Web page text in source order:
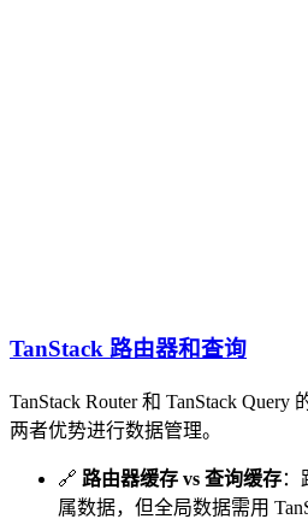
TanStack 路由器和查询
TanStack Router 和 TanStack
两者优势进行数据管理。
🔗 路由器缓存 vs 查询缓存：
属数据，但全局数据需用